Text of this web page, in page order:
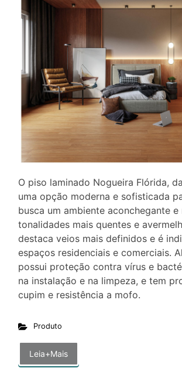
O piso laminado Nogueira Flórida,
uma opção moderna e sofisticada
busca um ambiente aconchegante
tonalidades mais quentes e
destaca veios mais definidos e é
espaços residenciais e comerciais.
possui proteção contra vírus e
na instalação e na limpeza, e tem
cupim e resistência a mofo.
Produto
Leia+Mais